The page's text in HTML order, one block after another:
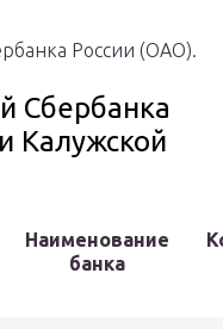
России (ОАО).
Сбербанка
Калужской
Наименование
банка